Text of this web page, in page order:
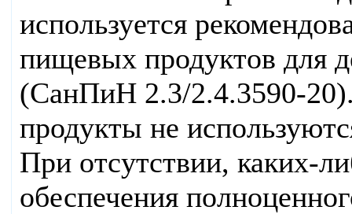
используется
пищевых продуктов для
(СанПиН 2.3/2.4.3590-
продукты не
При отсутствии, каких-
обеспечения